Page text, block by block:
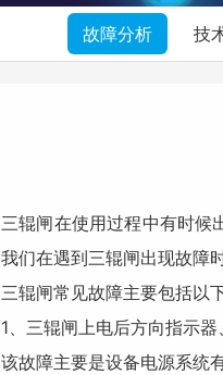
故障分析 技
三辊闸在使用过程中有时候
我们在遇到三辊闸出现故障
三辊闸常见故障主要包括以
1、三辊闸上电后方向指示
该故障主要是设备电源系统